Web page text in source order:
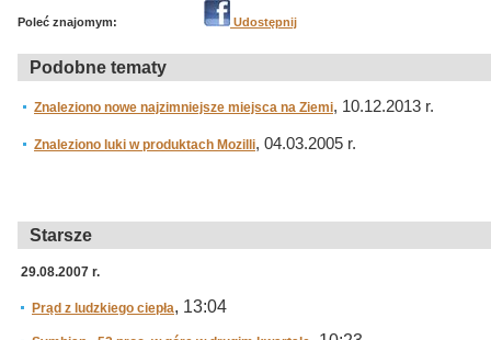
Poleć znajomym: Udostępnij
Podobne tematy
Znaleziono nowe najzimniejsze miejsca na Ziemi, 10.12.2013 r.
Znaleziono luki w produktach Mozilli, 04.03.2005 r.
Starsze
29.08.2007 r.
Prąd z ludzkiego ciepła, 13:04